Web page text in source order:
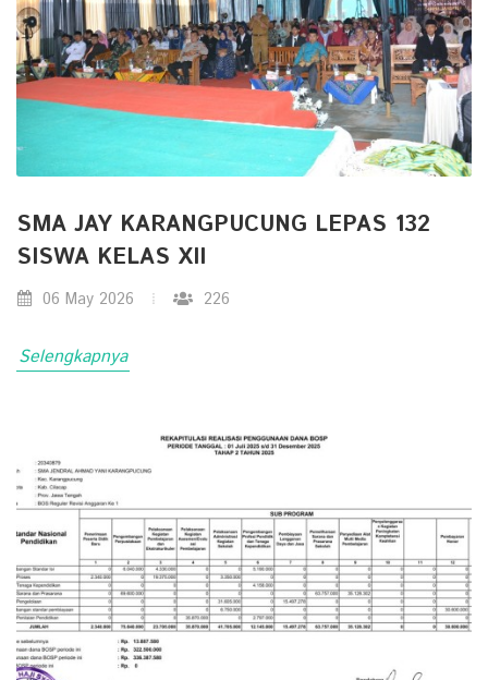
SMA JAY KARANGPUCUNG LEPAS 132
SISWA KELAS XII
06 May 2026 226
Selengkapnya